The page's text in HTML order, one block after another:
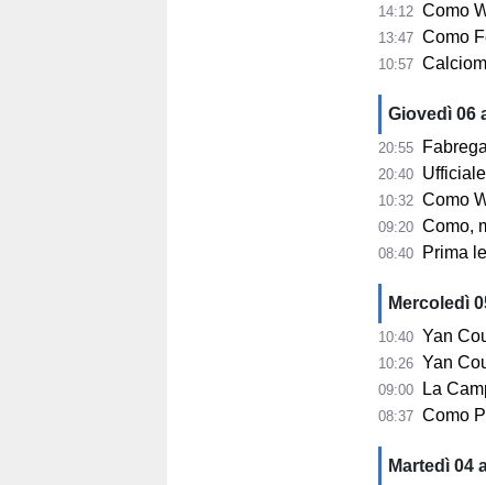
14:12 Como
13:47 Como
10:57
Giovedì 06
20:55 Fabregas
20:40 Ufficiale,
10:32 Como
09:20 Como,
08:40 Prima
Mercoledì
10:40 Yan
10:26 Yan Couto
09:00 La
08:37 Como
Martedì 04